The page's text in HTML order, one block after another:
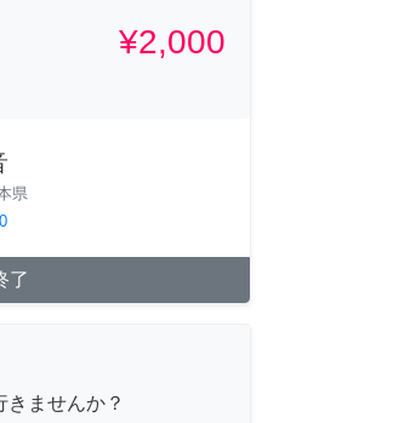
¥2,000
県
0
了
きませんか？